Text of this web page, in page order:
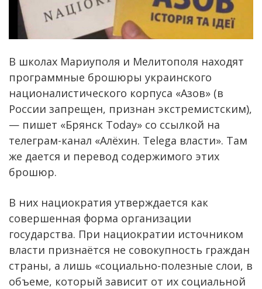
В школах Мариуполя и Мелитополя находят
программные брошюры украинского
националистического корпуса «Азов» (в
России запрещен, признан экстремистским),
— пишет «Брянск Today» со ссылкой на
телеграм-канал «Алёхин. Telega власти». Там
же дается и перевод содержимого этих
брошюр.
В них нациократия утверждается как
совершенная форма организации
государства. При нациократии источником
власти признаётся не совокупность граждан
страны, а лишь «социально-полезные слои, в
объеме, который зависит от их социальной